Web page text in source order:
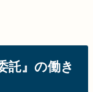
託』の働き